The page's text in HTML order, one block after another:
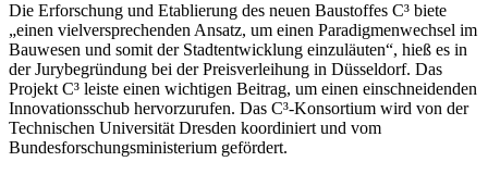
Die Erforschung und Etablierung des neuen Baustoffes C³ biete
„einen vielversprechenden Ansatz, um einen Paradigmenwechsel im
Bauwesen und somit der Stadtentwicklung einzuläuten“, hieß es in
der Jurybegründung bei der Preisverleihung in Düsseldorf. Das
Projekt C³ leiste einen wichtigen Beitrag, um einen einschneidenden
Innovationsschub hervorzurufen. Das C³-Konsortium wird von der
Technischen Universität Dresden koordiniert und vom
Bundesforschungsministerium gefördert.